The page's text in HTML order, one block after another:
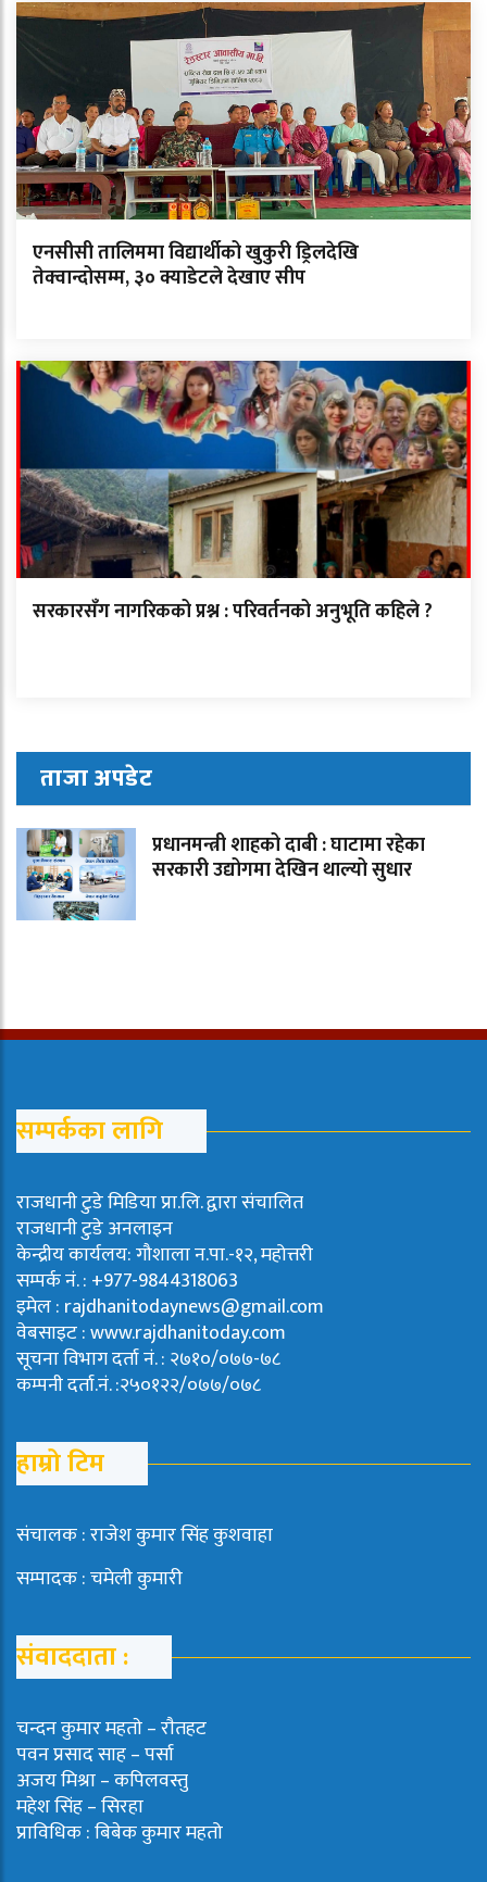
एनसीसी तालिममा विद्यार्थीको खुकुरी ड्रिलदेखि
तेक्वान्दोसम्म, ३० क्याडेटले देखाए सीप
सरकारसँग नागरिकको प्रश्न : परिवर्तनको अनुभूति कहिले ?
ताजा अपडेट
प्रधानमन्त्री शाहको दाबी : घाटामा रहेका
सरकारी उद्योगमा देखिन थाल्यो सुधार
सम्पर्कका लागि
राजधानी टुडे मिडिया प्रा.लि. द्वारा संचालित
राजधानी टुडे अनलाइन
केन्द्रीय कार्यलय: गौशाला न.पा.-१२, महोत्तरी
सम्पर्क नं. : +977-9844318063
इमेल : rajdhanitodaynews@gmail.com
वेबसाइट : www.rajdhanitoday.com
सूचना विभाग दर्ता नं. : २७१०/०७७-७८
कम्पनी दर्ता.नं. :२५०१२२/०७७/०७८
हाम्रो टिम
संचालक : राजेश कुमार सिंह कुशवाहा
सम्पादक : चमेली कुमारी
संवाददाता :
चन्दन कुमार महताे – राैतहट
पवन प्रसाद साह – पर्सा
अजय मिश्रा – कपिलवस्तु
महेश सिंह – सिरहा
प्राविधिक : बिबेक कुमार महतो